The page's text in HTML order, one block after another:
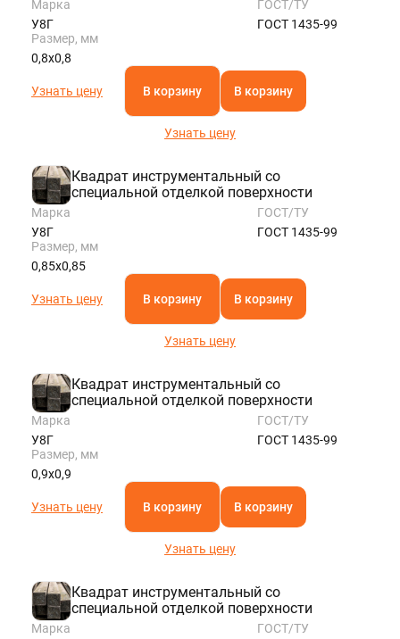
Марка
У8Г
ГОСТ/ТУ
ГОСТ 1435-99
Размер, мм
0,8х0,8
Узнать цену В корзину В корзину
Узнать цену
Квадрат инструментальный со
специальной отделкой поверхности
Марка
У8Г
ГОСТ/ТУ
ГОСТ 1435-99
Размер, мм
0,85х0,85
Узнать цену В корзину В корзину
Узнать цену
Квадрат инструментальный со
специальной отделкой поверхности
Марка
У8Г
ГОСТ/ТУ
ГОСТ 1435-99
Размер, мм
0,9х0,9
Узнать цену В корзину В корзину
Узнать цену
Квадрат инструментальный со
специальной отделкой поверхности
Марка
ГОСТ/ТУ